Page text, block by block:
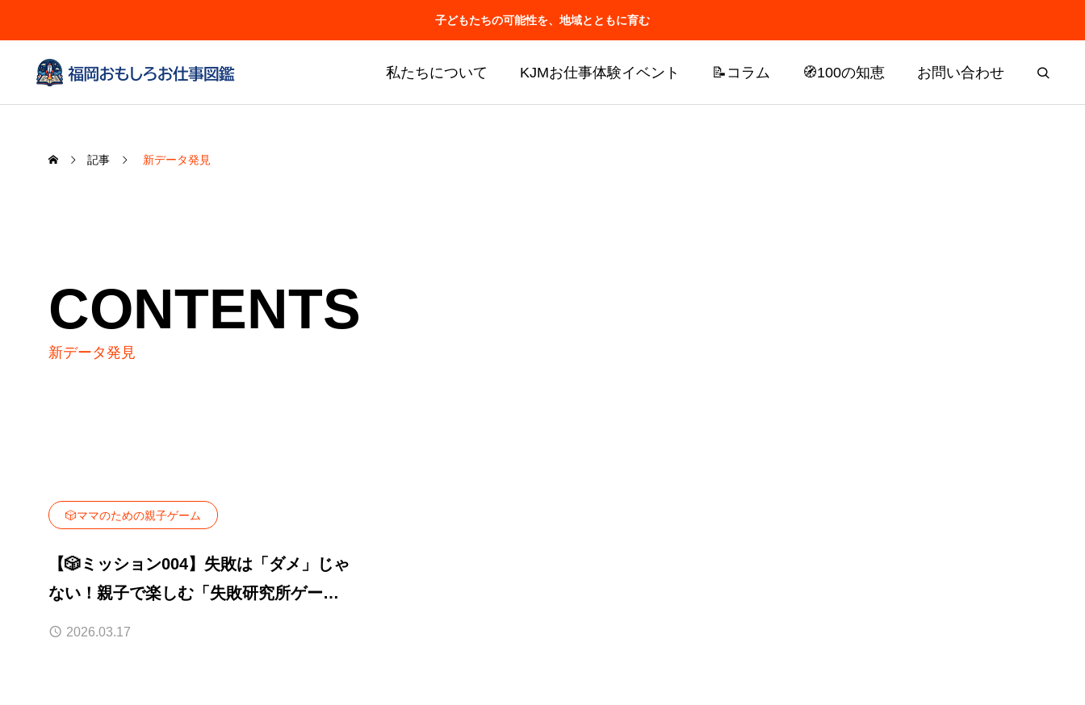
子どもたちの可能性を、地域とともに育む
私たちについて KJMお仕事体験イベント 📝コラム 🧭100の知恵 お問い合わせ
記事 新データ発見
CONTENTS
新データ発見
🎲ママのための親子ゲーム
【🎲ミッション004】失敗は「ダメ」じゃ
ない！親子で楽しむ「失敗研究所ゲー
ム」で人生の貴重なデータを攻略♪
2026.03.17